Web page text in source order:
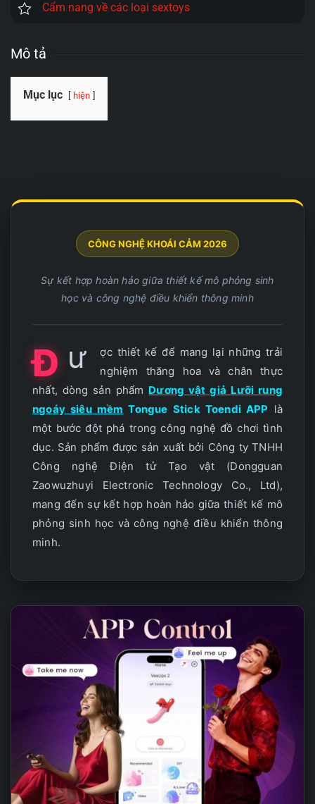
Cẩm nang về các loại sextoys
Mô tả
Mục lục hiện
CÔNG NGHỆ KHOÁI CẢM 2026
Sự kết hợp hoàn hảo giữa thiết kế mô phỏng sinh
học và công nghệ điều khiển thông minh
Đ ư
ợc thiết kế để mang lại những trải
nghiệm thăng hoa và chân thực
nhất, dòng sản phẩm Dương vật giả Lưỡi rung
ngoáy siêu mềm Tongue Stick Toendi APP là
một bước đột phá trong công nghệ đồ chơi tình
dục. Sản phẩm được sản xuất bởi Công ty TNHH
Công nghệ Điện tử Tạo vật (Dongguan
Zaowuzhuyi Electronic Technology Co., Ltd),
mang đến sự kết hợp hoàn hảo giữa thiết kế mô
phỏng sinh học và công nghệ điều khiển thông
minh.